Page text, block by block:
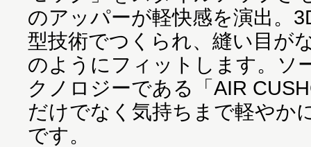
のアッパーが軽快感を演出。
型技術でつくられ、縫い目が
のようにフィットします。ソ
クノロジーである「AIR
だけでなく気持ちまで軽やか
です。